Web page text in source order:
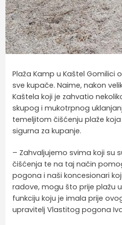
Plaža Kamp u Kaštel Gomilici
sve kupače. Naime, nakon
Kaštela koji je zahvatio
skupog i mukotrpnog
temeljitom čišćenju plaže
sigurna za kupanje.
– Zahvaljujemo svima koji su
čišćenja te na taj način
pogona i naši koncesionari
radove, mogu što prije plažu
funkciju koju je imala prije
upravitelj Vlastitog pogona